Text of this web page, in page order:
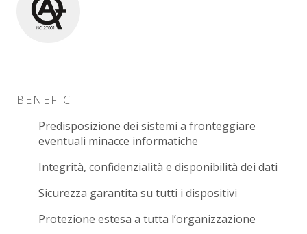
BENEFICI
Predisposizione dei sistemi a fronteggiare
eventuali minacce informatiche
Integrità, confidenzialità e disponibilità dei dati
Sicurezza garantita su tutti i dispositivi
Protezione estesa a tutta l’organizzazione